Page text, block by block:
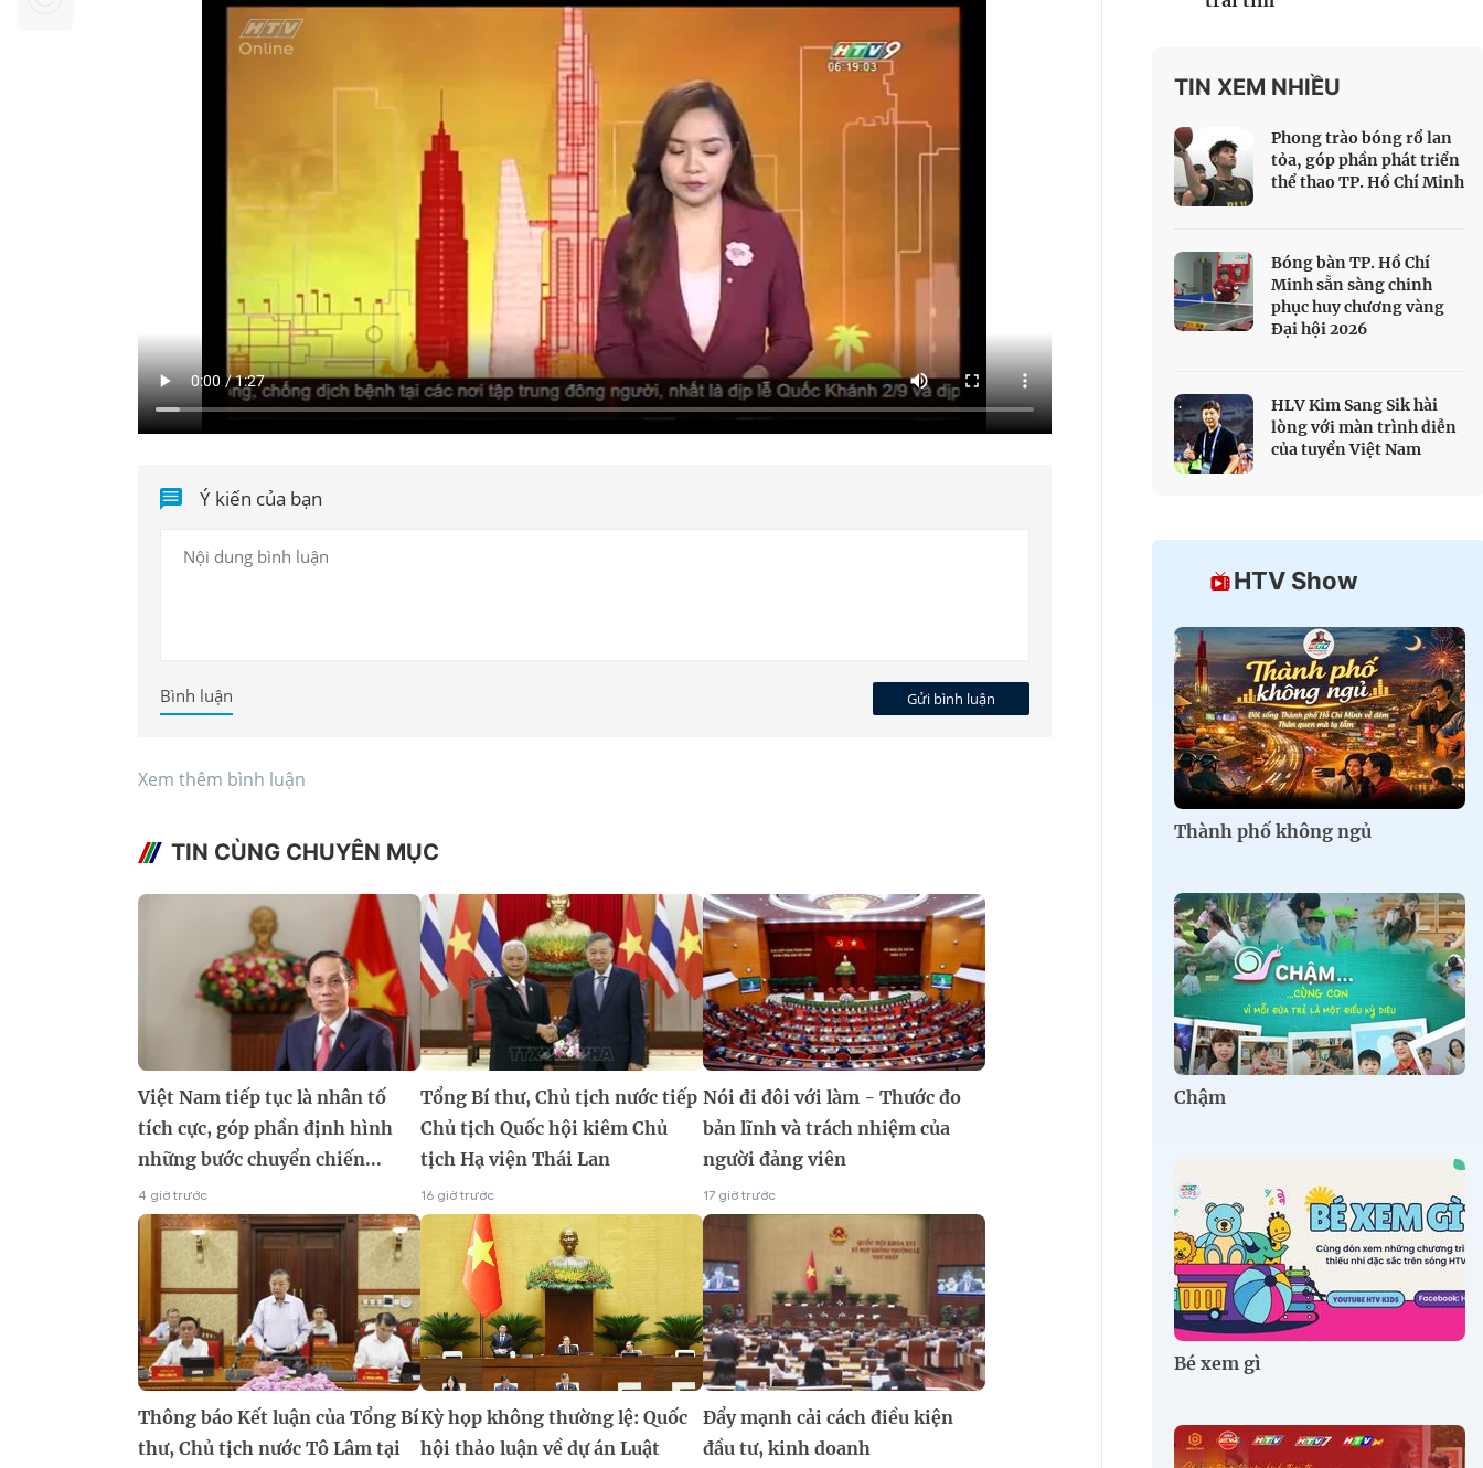
Chuyên đề
Không gian văn hóa
HTV Show
Thành phố không
Chậm
Bé xem gì
Mái ấm gia đình
Việt
Các show khác
Các chương trình
khác
HTV Phim
Phim truyền hình
Phim tài liệu
HTV Sự kiện
Made By Vietnam
Ngày hội HTV
lòng
HTV Thể thao
HTV
Ý kiến của bạn
Gửi bình luận
Bình luận
Xem thêm bình luận
TIN CÙNG CHUYÊN MỤC
Việt Nam tiếp tục là nhân tố
tích cực, góp phần định hình
những bước chuyển chiến...
4 giờ trước
Tổng Bí thư, Chủ tịch nước tiếp
Chủ tịch Quốc hội kiêm Chủ
tịch Hạ viện Thái Lan
16 giờ trước
Nói đi đôi với làm - Thước đo
bản lĩnh và trách nhiệm của
người đảng viên
17 giờ trước
Thông báo Kết luận của Tổng Bí
thư, Chủ tịch nước Tô Lâm tại
Kỳ họp không thường lệ: Quốc
hội thảo luận về dự án Luật
Đẩy mạnh cải cách điều kiện
đầu tư, kinh doanh
TIN XEM NHIỀU
Phong trào bóng rổ lan
tỏa, góp phần phát triển
thể thao TP. Hồ Chí Minh
Bóng bàn TP. Hồ Chí
Minh sẵn sàng chinh
phục huy chương vàng
Đại hội 2026
HLV Kim Sang Sik hài
lòng với màn trình diễn
của tuyển Việt Nam
HTV Show
Thành phố không ngủ
Chậm
Bé xem gì